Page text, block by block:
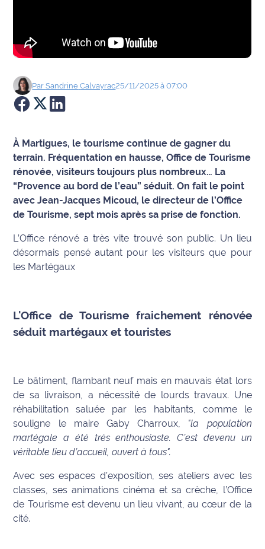
Faits
Sports
Culture
Économie
Éducation
Emploi
Environnement
Justice
Météo
Politique
Santé
Transport
National
ParSandrine Calvayrac25/11/2025 à 07:00
À Martigues, le tourisme continue de gagner du
terrain. Fréquentation en hausse, Office de Tourisme
rénovée, visiteurs toujours plus nombreux… La
“Provence au bord de l’eau” séduit. On fait le point
avec Jean-Jacques Micoud, le directeur de l’Office
de Tourisme, sept mois après sa prise de fonction.
L’Office rénové a très vite trouvé son public. Un lieu
désormais pensé autant pour les visiteurs que pour
les Martégaux
L'Office de Tourisme fraichement rénovée
séduit martégaux et touristes
Le bâtiment, flambant neuf mais en mauvais état lors
de sa livraison, a nécessité de lourds travaux. Une
réhabilitation saluée par les habitants, comme le
souligne le maire Gaby Charroux, "la population
martégale a été très enthousiaste. C’est devenu un
véritable lieu d’accueil, ouvert à tous".
Avec ses espaces d’exposition, ses ateliers avec les
classes, ses animations cinéma et sa crèche, l’Office
de Tourisme est devenu un lieu vivant, au cœur de la
cité.